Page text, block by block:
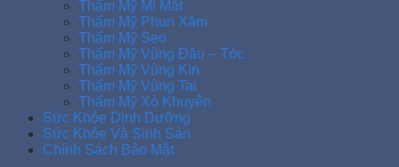
Thẩm Mỹ Mi Mắt
Thẩm Mỹ Phun Xăm
Thẩm Mỹ Sẹo
Thẩm Mỹ Vùng Đầu – Tóc
Thẩm Mỹ Vùng Kín
Thẩm Mỹ Vùng Tai
Thẩm Mỹ Xỏ Khuyên
Sức Khỏe Dinh Dưỡng
Sức Khỏe Và Sinh Sản
Chính Sách Bảo Mật